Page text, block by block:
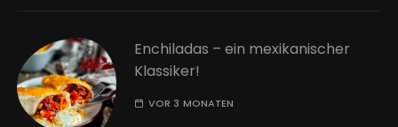
Enchiladas – ein mexikanischer
Klassiker!
VOR 3 MONATEN